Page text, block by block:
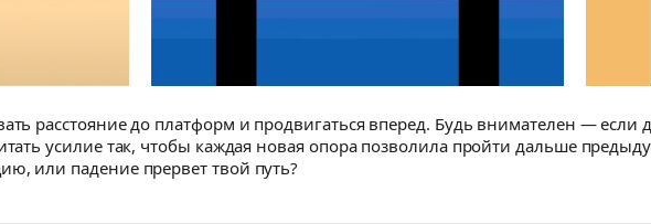
расстояние до платформ и продвигаться вперед. Будь внимателен — если
усилие так, чтобы каждая новая опора позволила пройти дальше
или падение прервет твой путь?